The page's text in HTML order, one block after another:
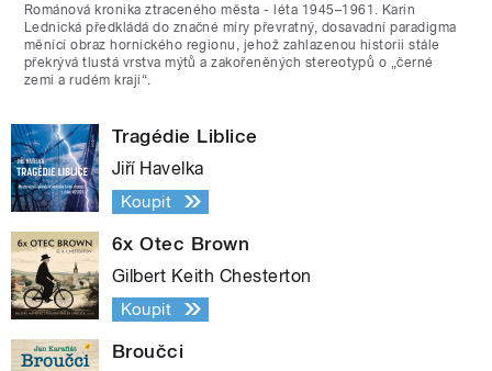
Románová kronika ztraceného města - léta 1945–1961. Karin
Lednická předkládá do značné míry převratný, dosavadní paradigma
měnící obraz hornického regionu, jehož zahlazenou historii stále
překrývá tlustá vrstva mýtů a zakořeněných stereotypů o „černé
zemi a rudém kraji“.
Tragédie Liblice
Jiří Havelka
Koupit
6x Otec Brown
Gilbert Keith Chesterton
Koupit
Broučci